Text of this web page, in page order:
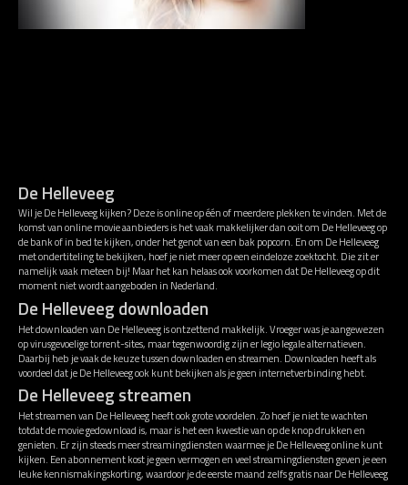
De Helleveeg
Wil je De Helleveeg kijken? Deze is online op één of meerdere plekken te vinden. Met de
komst van online movie aanbieders is het vaak makkelijker dan ooit om De Helleveeg op
de bank of in bed te kijken, onder het genot van een bak popcorn. En om De Helleveeg
met ondertiteling te bekijken, hoef je niet meer op een eindeloze zoektocht. Die zit er
namelijk vaak meteen bij! Maar het kan helaas ook voorkomen dat De Helleveeg op dit
moment niet wordt aangeboden in Nederland.
De Helleveeg downloaden
Het downloaden van De Helleveeg is ontzettend makkelijk. Vroeger was je aangewezen
op virusgevoelige torrent-sites, maar tegenwoordig zijn er legio legale alternatieven.
Daarbij heb je vaak de keuze tussen downloaden en streamen. Downloaden heeft als
voordeel dat je De Helleveeg ook kunt bekijken als je geen internetverbinding hebt.
De Helleveeg streamen
Het streamen van De Helleveeg heeft ook grote voordelen. Zo hoef je niet te wachten
totdat de movie gedownload is, maar is het een kwestie van op de knop drukken en
genieten. Er zijn steeds meer streamingdiensten waarmee je De Helleveeg online kunt
kijken. Een abonnement kost je geen vermogen en veel streamingdiensten geven je een
leuke kennismakingskorting, waardoor je de eerste maand zelfs gratis naar De Helleveeg